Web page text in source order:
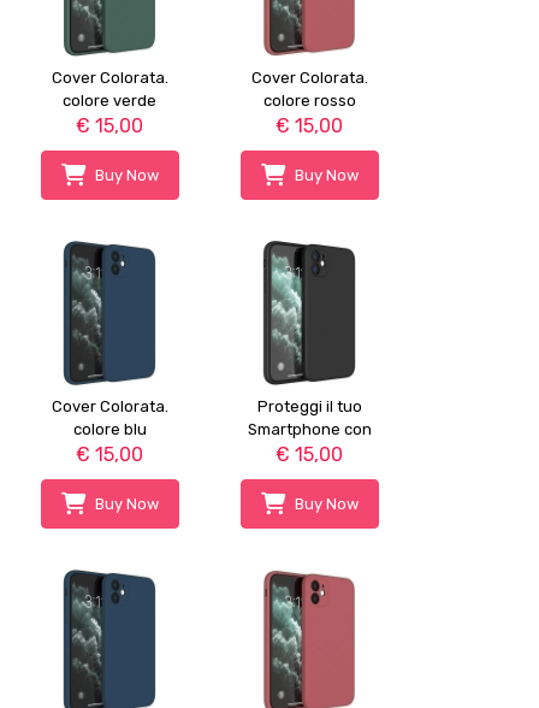
Cover Colorata.
colore verde
€ 15,00
Buy Now
Cover Colorata.
colore rosso
€ 15,00
Buy Now
Cover Colorata.
colore blu
€ 15,00
Buy Now
Proteggi il tuo
Smartphone con
Cover
€ 15,00
Buy Now